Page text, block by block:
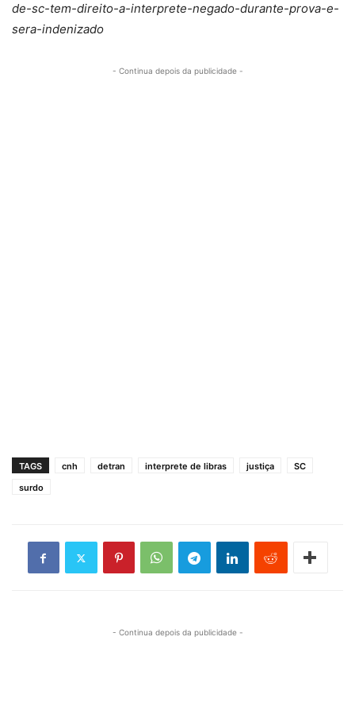
de-sc-tem-direito-a-interprete-negado-durante-prova-e-
sera-indenizado
- Continua depois da publicidade -
TAGS cnh detran interprete de libras justiça
SC
surdo
- Continua depois da publicidade -